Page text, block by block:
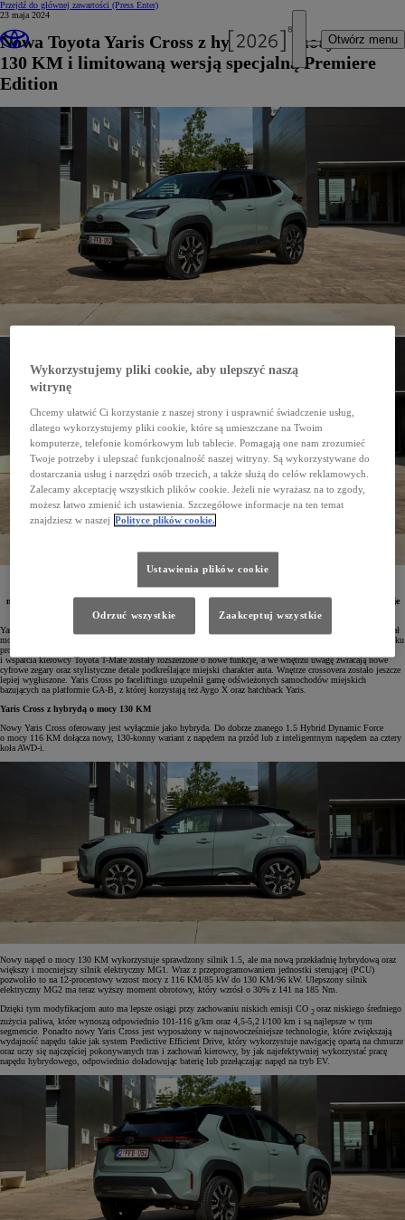
Przejdź do głównej zawartości (Press Enter)
Otwórz menu
23 maja 2024
Nowa Toyota Yaris Cross z hybrydą o mocy
130 KM i limitowaną wersją specjalną Premiere
Edition
w Europie największą zmianą jest nowa hybryda o mocy 130 KM. Samochód zyskał ulepszone
multimedia i systemy bezpieczeństwa, jest również lepiej wyciszony. Pełnię możliwości auta prezentuje
limitowana wersja Premiere Edition.
Yaris Cross to najchętniej kupowany model marki w Europie. Od debiutu w 2021 roku błyskawicznie uzyskał
mocną pozycję w bardzo konkurencyjnym i dynamicznie rosnącym segmencie B-SUV. Yaris Cross z 2024 roku
produkcji przeszedł szereg zmian. Samochód otrzymał drugi napęd hybrydowy, systemy bezpieczeństwa
i wsparcia kierowcy Toyota T-Mate zostały rozszerzone o nowe funkcje, a we wnętrzu uwagę zwracają nowe
cyfrowe zegary oraz stylistyczne detale podkreślające miejski charakter auta. Wnętrze crossovera zostało jeszcze
lepiej wygłuszone. Yaris Cross po faceliftingu uzupełnił gamę odświeżonych samochodów miejskich
bazujących na platformie GA-B, z której korzystają też Aygo X oraz hatchback Yaris.
Yaris Cross z hybrydą o mocy 130 KM
Nowy Yaris Cross oferowany jest wyłącznie jako hybryda. Do dobrze znanego 1.5 Hybrid Dynamic Force
o mocy 116 KM dołącza nowy, 130-konny wariant z napędem na przód lub z inteligentnym napędem na cztery
koła AWD-i.
Nowy napęd o mocy 130 KM wykorzystuje sprawdzony silnik 1.5, ale ma nową przekładnię hybrydową oraz
większy i mocniejszy silnik elektryczny MG1. Wraz z przeprogramowaniem jednostki sterującej (PCU)
pozwoliło to na 12-procentowy wzrost mocy z 116 KM/85 kW do 130 KM/96 kW. Ulepszony silnik
elektryczny MG2 ma teraz wyższy moment obrotowy, który wzrósł o 30% z 141 na 185 Nm.
Dzięki tym modyfikacjom auto ma lepsze osiągi przy zachowaniu niskich emisji CO 2 oraz niskiego średniego
zużycia paliwa, które wynoszą odpowiednio 101-116 g/km oraz 4,5-5,2 l/100 km i są najlepsze w tym
segmencie. Ponadto nowy Yaris Cross jest wyposażony w najnowocześniejsze technologie, które zwiększają
wydajność napędu takie jak system Predictive Efficient Drive, który wykorzystuje nawigację opartą na chmurze
oraz uczy się najczęściej pokonywanych tras i zachowań kierowcy, by jak najefektywniej wykorzystać pracę
napędu hybrydowego, odpowiednio doładowując baterię lub przełączając napęd na tryb EV.
Wykorzystujemy pliki cookie, aby ulepszyć naszą
witrynę
Chcemy ułatwić Ci korzystanie z naszej strony i usprawnić świadczenie usług,
dlatego wykorzystujemy pliki cookie, które są umieszczane na Twoim
komputerze, telefonie komórkowym lub tablecie. Pomagają one nam zrozumieć
Twoje potrzeby i ulepszać funkcjonalność naszej witryny. Są wykorzystywane do
dostarczania usług i narzędzi osób trzecich, a także służą do celów reklamowych.
Zalecamy akceptację wszystkich plików cookie. Jeżeli nie wyrażasz na to zgody,
możesz łatwo zmienić ich ustawienia. Szczegółowe informacje na ten temat
znajdziesz w naszej Polityce plików cookie.
Ustawienia plików cookie
Odrzuć wszystkie Zaakceptuj wszystkie